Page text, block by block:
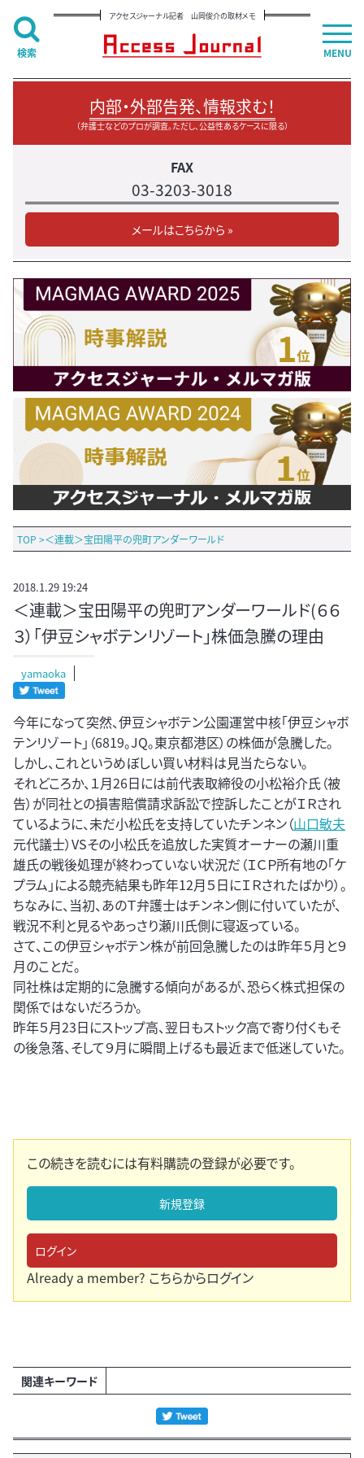
アクセスジャーナル記者 山岡俊介の取材メモ
内部・外部告発、情報求む！
（弁護士などのプロが調査。ただし、公益性あるケースに限る）
FAX
03-3203-3018
メールはこちらから »
TOP >＜連載＞宝田陽平の兜町アンダーワールド
2018.1.29 19:24
＜連載＞宝田陽平の兜町アンダーワールド(６６
３）「伊豆シャボテンリゾート」株価急騰の理由
yamaoka
今年になって突然、伊豆シャボテン公園運営中核「伊豆シャボ
テンリゾート」（6819。JQ。東京都港区）の株価が急騰した。
しかし、これというめぼしい買い材料は見当たらない。
それどころか、１月26日には前代表取締役の小松裕介氏（被
告）が同社との損害賠償請求訴訟で控訴したことがＩＲされ
ているように、未だ小松氏を支持していたチンネン（山口敏夫
元代議士）VSその小松氏を追放した実質オーナーの瀬川重
雄氏の戦後処理が終わっていない状況だ（ＩＣＰ所有地の「ケ
プラム」による競売結果も昨年12月５日にＩＲされたばかり）。
ちなみに、当初、あのＴ弁護士はチンネン側に付いていたが、
戦況不利と見るやあっさり瀬川氏側に寝返っている。
さて、この伊豆シャボテン株が前回急騰したのは昨年５月と９
月のことだ。
同社株は定期的に急騰する傾向があるが、恐らく株式担保の
関係ではないだろうか。
昨年５月23日にストップ高、翌日もストック高で寄り付くもそ
の後急落、そして９月に瞬間上げるも最近まで低迷していた。
この続きを読むには有料購読の登録が必要です。
新規登録
ログイン
Already a member? こちらからログイン
関連キーワード
MENU
検索